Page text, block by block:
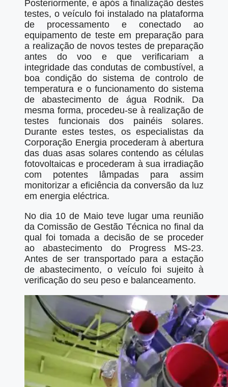
Posteriormente, e após a finalização destes
testes, o veículo foi instalado na plataforma
de processamento e conectado ao
equipamento de teste em preparação para
a realização de novos testes de preparação
antes do voo e que verificariam a
integridade das condutas de combustível, a
boa condição do sistema de controlo de
temperatura e o funcionamento do sistema
de abastecimento de água Rodnik. Da
mesma forma, procedeu-se à realização de
testes funcionais dos painéis solares.
Durante estes testes, os especialistas da
Corporação Energia procederam à abertura
das duas asas solares contendo as células
fotovoltaicas e procederam à sua irradiação
com potentes lâmpadas para assim
monitorizar a eficiência da conversão da luz
em energia eléctrica.
No dia 10 de Maio teve lugar uma reunião
da Comissão de Gestão Técnica no final da
qual foi tomada a decisão de se proceder
ao abastecimento do Progress MS-23.
Antes de ser transportado para a estação
de abastecimento, o veículo foi sujeito à
verificação do seu peso e balanceamento.